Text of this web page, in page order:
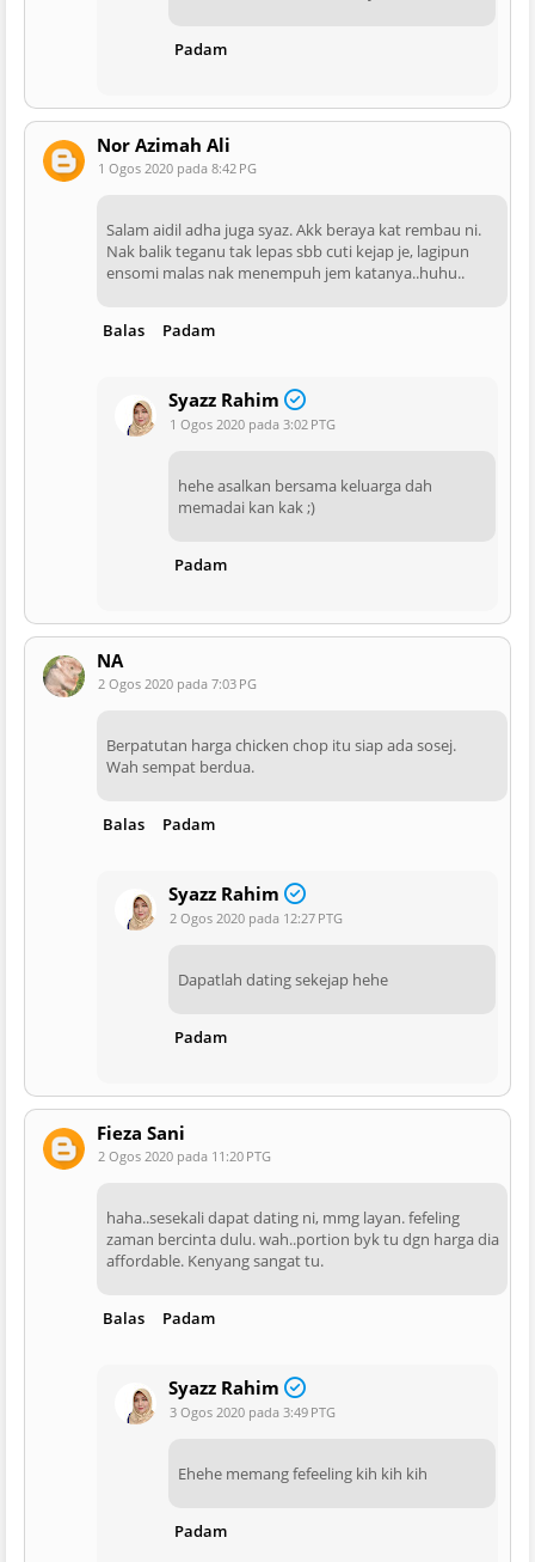
Padam
Nor Azimah Ali
1 Ogos 2020 pada 8:42 PG
Salam aidil adha juga syaz. Akk beraya kat rembau ni.
Nak balik teganu tak lepas sbb cuti kejap je, lagipun
ensomi malas nak menempuh jem katanya..huhu..
Balas Padam
Syazz Rahim
1 Ogos 2020 pada 3:02 PTG
hehe asalkan bersama keluarga dah
memadai kan kak ;)
Padam
NA
2 Ogos 2020 pada 7:03 PG
Berpatutan harga chicken chop itu siap ada sosej.
Wah sempat berdua.
Balas Padam
Syazz Rahim
2 Ogos 2020 pada 12:27 PTG
Dapatlah dating sekejap hehe
Padam
Fieza Sani
2 Ogos 2020 pada 11:20 PTG
haha..sesekali dapat dating ni, mmg layan. fefeling
zaman bercinta dulu. wah..portion byk tu dgn harga dia
affordable. Kenyang sangat tu.
Balas Padam
Syazz Rahim
3 Ogos 2020 pada 3:49 PTG
Ehehe memang fefeeling kih kih kih
Padam